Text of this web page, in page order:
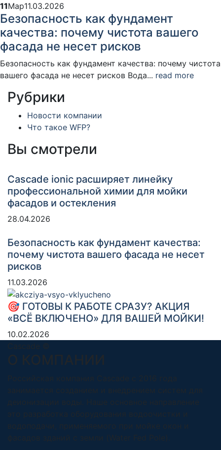
11Мар11.03.2026
Безопасность как фундамент
качества: почему чистота вашего
фасада не несет рисков
Безопасность как фундамент качества: почему чистота
вашего фасада не несет рисков Вода... read more
Рубрики
Новости компании
Что такое WFP?
Вы смотрели
Cascade ionic расширяет линейку
профессиональной химии для мойки
фасадов и остекления
28.04.2026
Безопасность как фундамент качества:
почему чистота вашего фасада не несет
рисков
11.03.2026
🎯 ГОТОВЫ К РАБОТЕ СРАЗУ? АКЦИЯ
«ВСЁ ВКЛЮЧЕНО» ДЛЯ ВАШЕЙ МОЙКИ!
10.02.2026